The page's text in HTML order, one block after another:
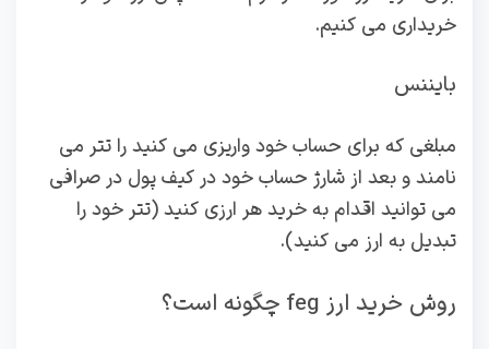
خریداری می کنیم.
بایننس
مبلغی که برای حساب خود واریزی می کنید را تتر می
نامند و بعد از شارژ حساب خود در کیف پول در صرافی
می توانید اقدام به خرید هر ارزی کنید (تتر خود را
تبدیل به ارز می کنید).
روش خرید ارز feg چگونه است؟